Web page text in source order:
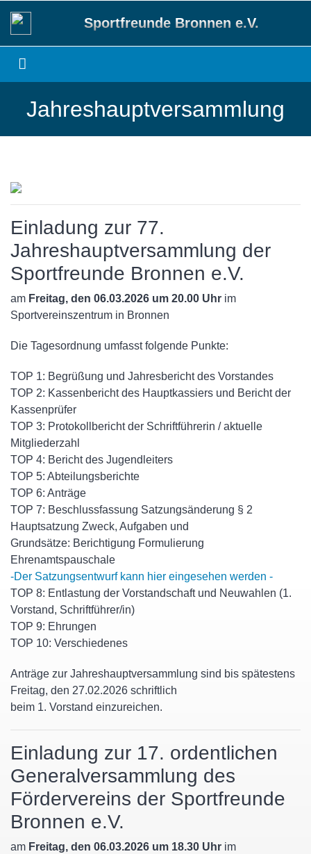
Sportfreunde Bronnen e.V.
Jahreshauptversammlung
Einladung zur 77.
Jahreshauptversammlung der
Sportfreunde Bronnen e.V.
am Freitag, den 06.03.2026 um 20.00 Uhr im
Sportvereinszentrum in Bronnen
Die Tagesordnung umfasst folgende Punkte:
TOP 1: Begrüßung und Jahresbericht des Vorstandes
TOP 2: Kassenbericht des Hauptkassiers und Bericht der
Kassenprüfer
TOP 3: Protokollbericht der Schriftführerin / aktuelle
Mitgliederzahl
TOP 4: Bericht des Jugendleiters
TOP 5: Abteilungsberichte
TOP 6: Anträge
TOP 7: Beschlussfassung Satzungsänderung § 2
Hauptsatzung Zweck, Aufgaben und
Grundsätze: Berichtigung Formulierung
Ehrenamtspauschale
-Der Satzungsentwurf kann hier eingesehen werden -
TOP 8: Entlastung der Vorstandschaft und Neuwahlen (1.
Vorstand, Schriftführer/in)
TOP 9: Ehrungen
TOP 10: Verschiedenes
Anträge zur Jahreshauptversammlung sind bis spätestens
Freitag, den 27.02.2026 schriftlich
beim 1. Vorstand einzureichen.
Einladung zur 17. ordentlichen
Generalversammlung des
Fördervereins der Sportfreunde
Bronnen e.V.
am Freitag, den 06.03.2026 um 18.30 Uhr im